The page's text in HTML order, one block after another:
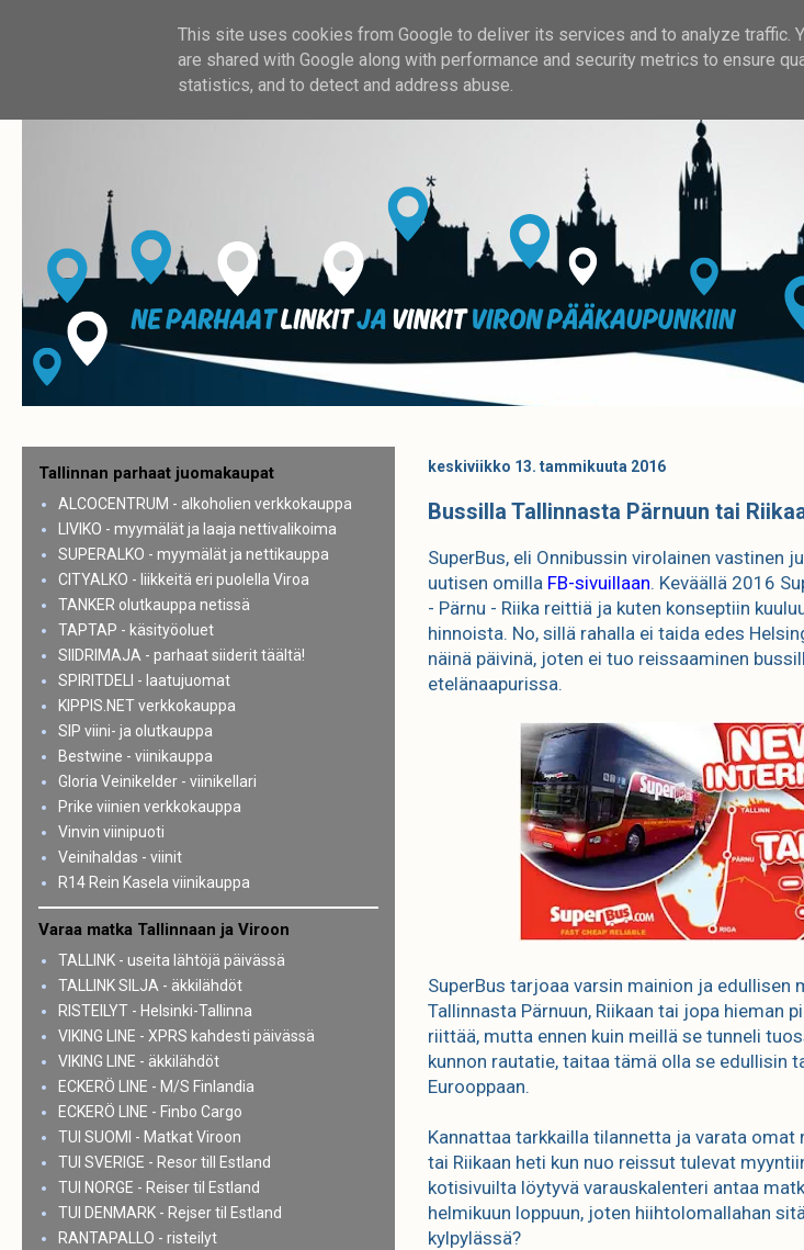
keskiviikko 13. tammikuuta 2016
Bussilla Tallinnasta Pärnuun tai
SuperBus, eli Onnibussin virolainen vastinen
uutisen omilla FB-sivuillaan. Keväällä 2016
- Pärnu - Riika reittiä ja kuten konseptiin
hinnoista. No, sillä rahalla ei taida edes
näinä päivinä, joten ei tuo reissaaminen
etelänaapurissa.
SuperBus tarjoaa varsin mainion ja edullisen
Tallinnasta Pärnuun, Riikaan tai jopa hieman
riittää, mutta ennen kuin meillä se tunneli
kunnon rautatie, taitaa tämä olla se edullisin
Eurooppaan.
Kannattaa tarkkailla tilannetta ja varata omat
tai Riikaan heti kun nuo reissut tulevat
kotisivuilta löytyvä varauskalenteri antaa
helmikuun loppuun, joten hiihtolomallahan
kylpylässä?
Tallinnan parhaat juomakaupat
ALCOCENTRUM - alkoholien verkkokauppa
LIVIKO - myymälät ja laaja nettivalikoima
SUPERALKO - myymälät ja nettikauppa
CITYALKO - liikkeitä eri puolella Viroa
TANKER olutkauppa netissä
TAPTAP - käsityöoluet
SIIDRIMAJA - parhaat siiderit täältä!
SPIRITDELI - laatujuomat
KIPPIS.NET verkkokauppa
SIP viini- ja olutkauppa
Bestwine - viinikauppa
Gloria Veinikelder - viinikellari
Prike viinien verkkokauppa
Vinvin viinipuoti
Veinihaldas - viinit
R14 Rein Kasela viinikauppa
Varaa matka Tallinnaan ja Viroon
TALLINK - useita lähtöjä päivässä
TALLINK SILJA - äkkilähdöt
RISTEILYT - Helsinki-Tallinna
VIKING LINE - XPRS kahdesti päivässä
VIKING LINE - äkkilähdöt
ECKERÖ LINE - M/S Finlandia
ECKERÖ LINE - Finbo Cargo
TUI SUOMI - Matkat Viroon
TUI SVERIGE - Resor till Estland
TUI NORGE - Reiser til Estland
TUI DENMARK - Rejser til Estland
RANTAPALLO - risteilyt
This site uses cookies from Google to deliver its services and to analyze traffic.
are shared with Google along with performance and security metrics to ensure
statistics, and to detect and address abuse.